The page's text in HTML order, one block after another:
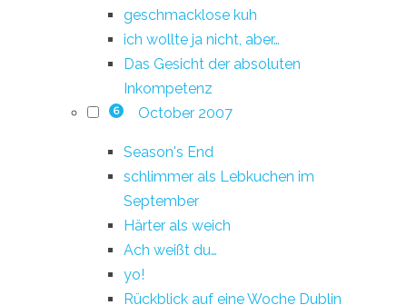
geschmacklose kuh
ich wollte ja nicht, aber…
Das Gesicht der absoluten
Inkompetenz
6 October 2007
Season's End
schlimmer als Lebkuchen im
September
Härter als weich
Ach weißt du…
yo!
Rückblick auf eine Woche Dublin